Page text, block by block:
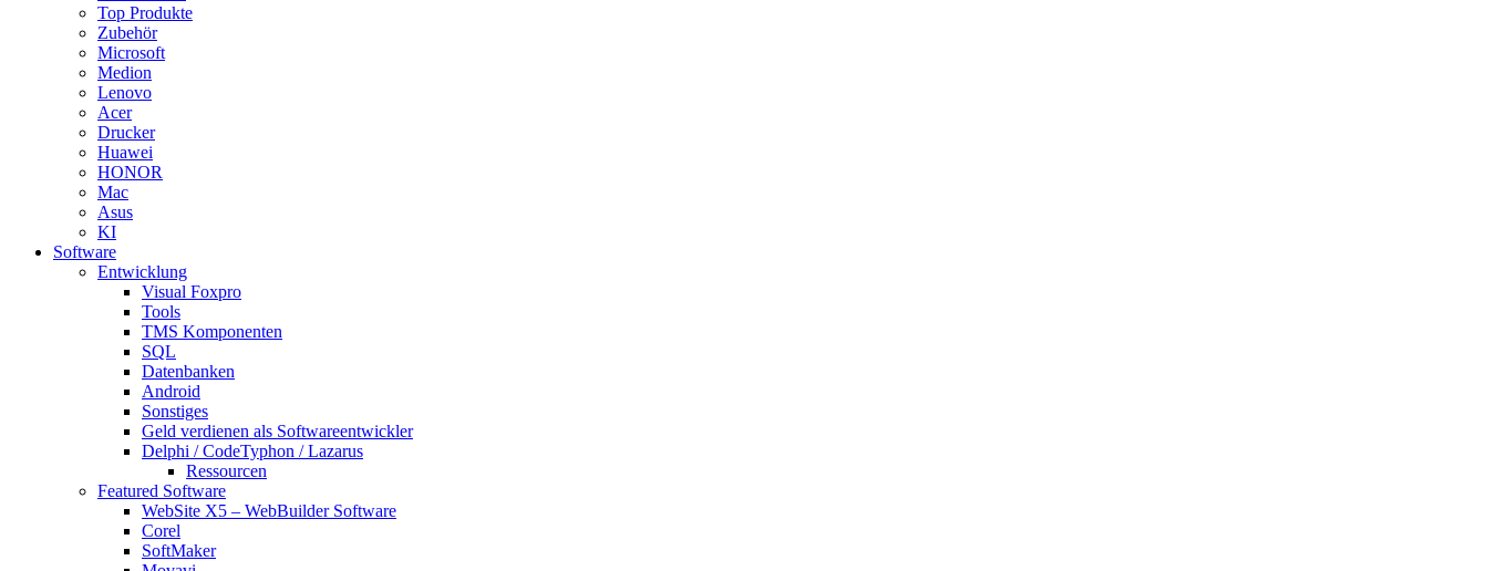
Top Produkte
Zubehör
Microsoft
Medion
Lenovo
Acer
Drucker
Huawei
HONOR
Mac
Asus
KI
Software
Entwicklung
Visual Foxpro
Tools
TMS Komponenten
SQL
Datenbanken
Android
Sonstiges
Geld verdienen als Softwareentwickler
Delphi / CodeTyphon / Lazarus
Ressourcen
Featured Software
WebSite X5 – WebBuilder Software
Corel
SoftMaker